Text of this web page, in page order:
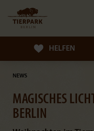
HELFEN
NEWS
MAGISCHES
BERLIN